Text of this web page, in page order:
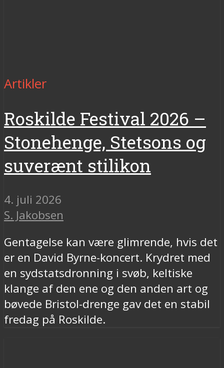
Artikler
Roskilde Festival 2026 –
Stonehenge, Stetsons og
suverænt stilikon
4. juli 2026
S. Jakobsen
Gentagelse kan være glimrende, hvis det
er en David Byrne-koncert. Krydret med
en sydstatsdronning i svøb, keltiske
klange af den ene og den anden art og
bøvede Bristol-drenge gav det en stabil
fredag på Roskilde.